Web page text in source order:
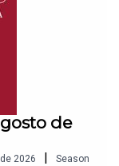
de
2026 |
Season